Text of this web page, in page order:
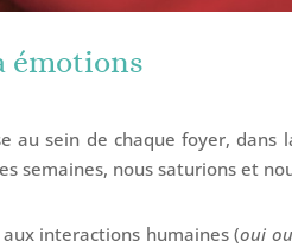
émotions
au sein de chaque foyer,
semaines, nous saturions et
interactions humaines (oui